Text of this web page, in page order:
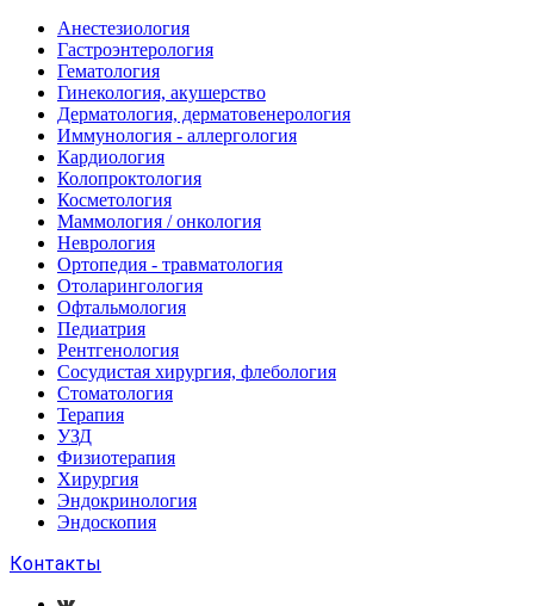
Анестезиология
Гастроэнтерология
Гематология
Гинекология, акушерство
Дерматология, дерматовенерология
Иммунология - аллергология
Кардиология
Колопроктология
Косметология
Маммология / онкология
Неврология
Ортопедия - травматология
Отоларингология
Офтальмология
Педиатрия
Рентгенология
Сосудистая хирургия, флебология
Стоматология
Терапия
УЗД
Физиотерапия
Хирургия
Эндокринология
Эндоскопия
Контакты